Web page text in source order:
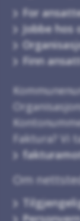
For
Jobbe hos
Finn
Faktura? Vi
Om